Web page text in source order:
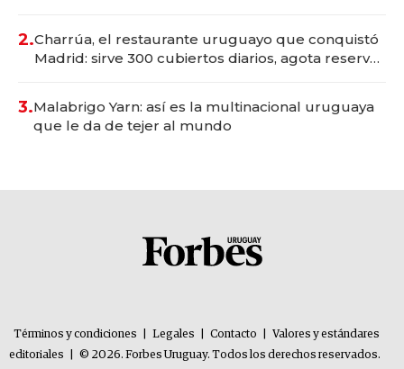
2.Charrúa, el restaurante uruguayo que conquistó
Madrid: sirve 300 cubiertos diarios, agota reservas
3.Malabrigo Yarn: así es la multinacional uruguaya
que le da de tejer al mundo
Términos y condiciones Legales Contacto
Valores y estándares
editoriales
© 2026. Forbes Uruguay. Todos los derechos reservados.